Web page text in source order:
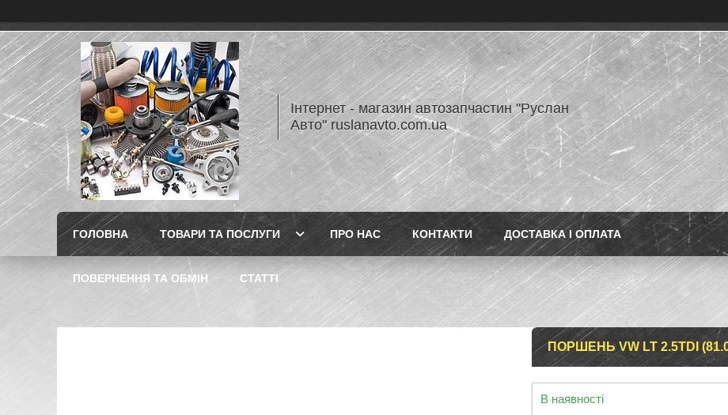
Інтернет - магазин автозапчастин "Руслан
Авто" ruslanavto.com.ua
ГОЛОВНА ТОВАРИ ТА ПОСЛУГИ ПРО НАС КОНТАКТИ ДОСТАВКА І ОПЛАТА
ПОВЕРНЕННЯ ТА ОБМІН СТАТТІ
ПОРШЕНЬ VW LT 2.5TDI
В наявності